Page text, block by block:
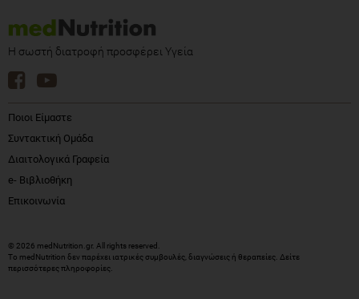
Η σωστή διατροφή προσφέρει Υγεία
Ποιοι Είμαστε
Συντακτική Ομάδα
Διαιτολογικά Γραφεία
e- Βιβλιοθήκη
Επικοινωνία
© 2026 medNutrition.gr. All rights reserved.
Το medNutrition δεν παρέχει ιατρικές συμβουλές, διαγνώσεις ή θεραπείες. Δείτε
περισσότερες πληροφορίες